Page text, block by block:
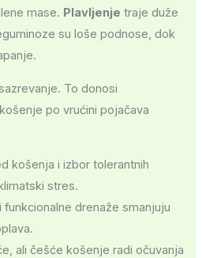
mase. Plavljenje traje duže
su loše podnose, dok
To donosi
po vrućini pojačava
košenja i izbor tolerantnih
stres.
funkcionalne drenaže smanjuju
ali češće košenje radi očuvanja